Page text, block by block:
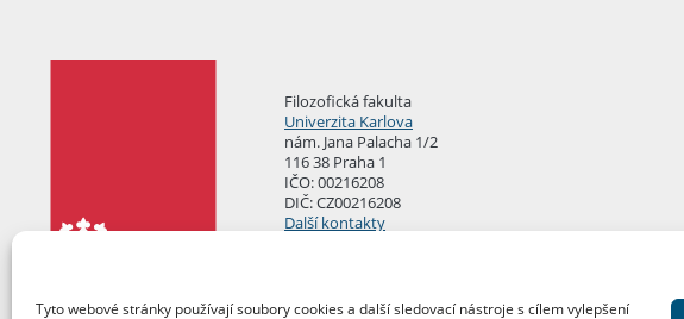
Tyto webové stránky používají soubory cookies a další sledovací nástroje s cílem vylepšení
Filozofická fakulta
Univerzita Karlova
nám. Jana Palacha 1/2
116 38 Praha 1
IČO: 00216208
DIČ: CZ00216208
Další kontakty